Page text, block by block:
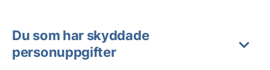
Du som har skyddade
personuppgifter